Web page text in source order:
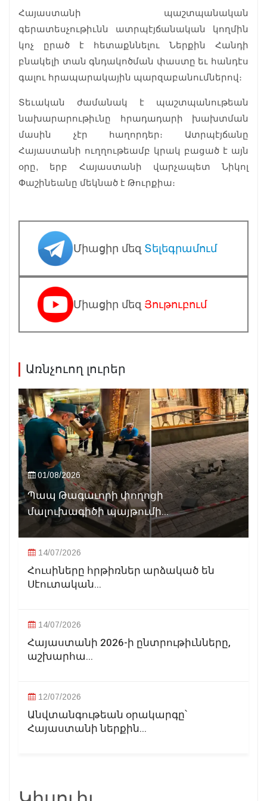
Հայաստանի պաշտպանական
գերատեսչութիւնն ատրպէյճանական կողմին
կոչ ըրած է հետաքննելու Ներքին Հանդի
բնակելի տան գնդակոծման փաստը եւ հանդէս
գալու հրապարակային պարզաբանումներով։
Տեւական ժամանակ է պաշտպանութեան
նախարարութիւնը հրադադարի խախտման
մասին չէր հաղորդեր։ Ատրպէյճանը
Հայաստանի ուղղութեամբ կրակ բացած է այն
օրը, երբ Հայաստանի վարչապետ Նիկոլ
Փաշինեանը մեկնած է Թուրքիա։
Միացիր մեզ Տելեգրամում
Միացիր մեզ Յութուբում
Առնչուող լուրեր
01/08/2026
Պապ Թագաւորի փողոցի
մալուխագիծի պայթումի...
14/07/2026
Հուսիները հրթիռներ արձակած են
Սէուտական...
14/07/2026
Հայաստանի 2026-ի ընտրութիւնները,
աշխարհա...
12/07/2026
Անվտանգութեան օրակարգը՝
Հայաստանի ներքին...